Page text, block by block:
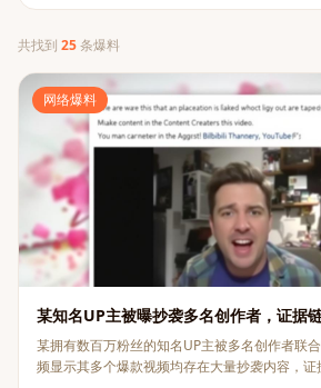
共找到 25条爆料
网络爆料
某知名UP主被曝抄袭多名创作者，证据
某拥有数百万粉丝的知名UP主被多名创作者联
频显示其多个爆款视频均存在大量抄袭内容，证